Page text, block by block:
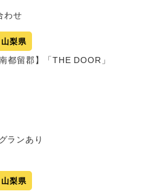
わせ
山梨県
都留郡】「THE DOOR」
ランあり
山梨県